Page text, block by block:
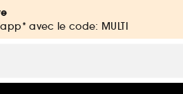
avec le code: MULTI